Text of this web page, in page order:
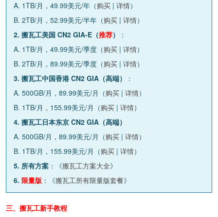
A. 1TB/月，49.99美元/年（购买 | 详情）
B. 2TB/月，52.99美元/半年（购买 | 详情）
2. 搬瓦工美国 CN2 GIA-E（推荐）
：
A. 1TB/月，49.99美元/季度（购买 | 详情）
B. 2TB/月，89.99美元/季度（购买 | 详情）
3. 搬瓦工中国香港 CN2 GIA（高端）
：
A. 500GB/月，89.99美元/月（购买 | 详情）
B. 1TB/月，155.99美元/月（购买 | 详情）
4. 搬瓦工日本东京 CN2 GIA（高端）
A. 500GB/月，89.99美元/月（购买 | 详情）
B. 1TB/月，155.99美元/月（购买 | 详情）
5. 所有方案 ：《搬瓦工方案大全》
6. 限量版 ：《搬瓦工所有限量版套餐》
三、搬瓦工新手教程